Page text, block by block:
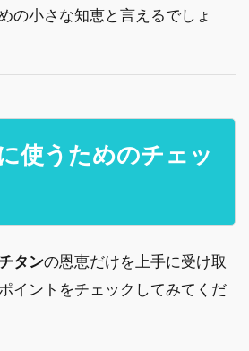
の小さな知恵と言えるでしょ
使うためのチェッ
タンの恩恵だけを上手に受け取
イントをチェックしてみてくだ